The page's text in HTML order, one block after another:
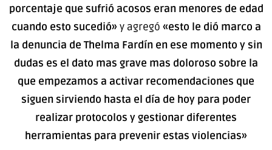
porcentaje que sufrió acosos eran menores de edad
cuando esto sucedió»y agregó «esto le dió marco a
la denuncia de Thelma Fardín en ese momento y sin
dudas es el dato mas grave mas doloroso sobre la
que empezamos a activar recomendaciones que
siguen sirviendo hasta el día de hoy para poder
realizar protocolos y gestionar diferentes
herramientas para prevenir estas violencias»